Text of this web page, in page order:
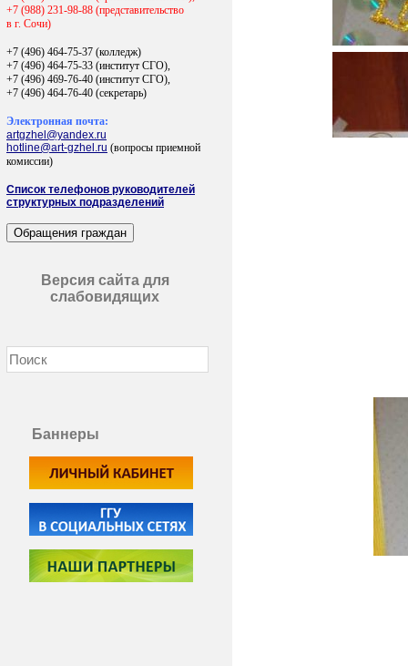
+7 (988) 231-98-88 (представительство
в г. Сочи)
+7 (496) 464-75-37 (колледж)
+7 (496) 464-75-33 (институт СГО),
+7 (496) 469-76-40 (институт СГО),
+7 (496) 464-76-40 (секретарь)
Электронная почта:
artgzhel@yandex.ru
hotline@art-gzhel.ru (вопросы приемной
комиссии)
Список телефонов руководителей
структурных подразделений
Версия сайта для
слабовидящих
Баннеры